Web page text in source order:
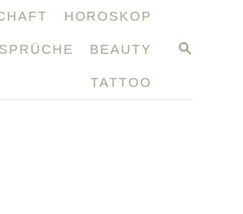
S
HOROSKOP
SPRÜCHE BEAUTY
TATTOO